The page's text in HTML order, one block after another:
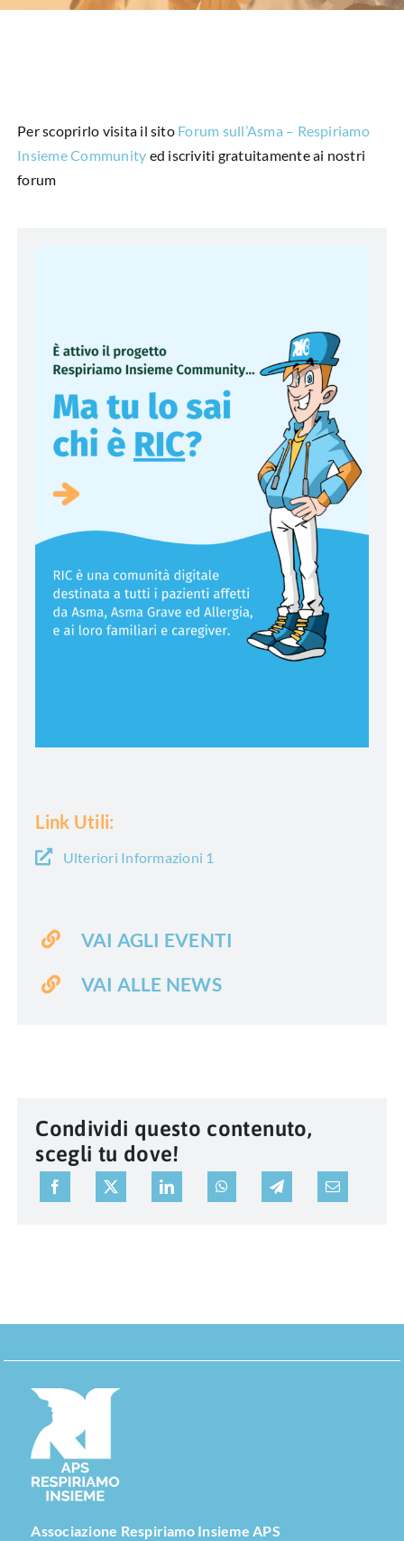
L’ANGOLO DEL PAZIENTE
Per scoprirlo visita il sito Forum sull’Asma – Respiriamo
Insieme Community ed iscriviti gratuitamente ai nostri
forum
Link Utili:
Ulteriori Informazioni 1
VAI AGLI EVENTI
VAI ALLE NEWS
Condividi questo contenuto,
scegli tu dove!
Associazione Respiriamo Insieme APS